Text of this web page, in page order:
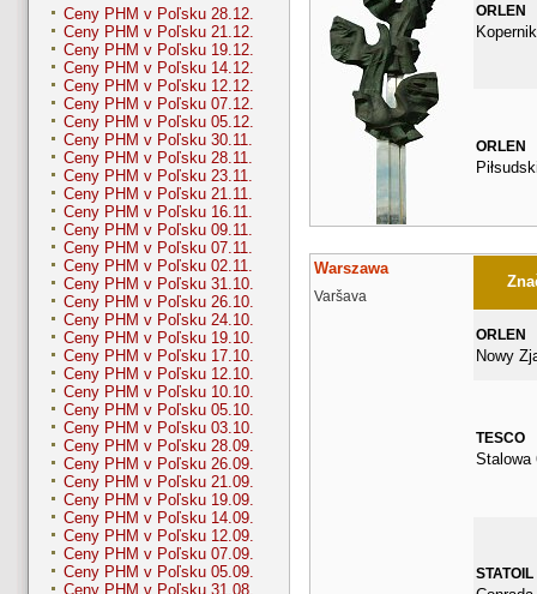
Ceny PHM v Poľsku 28.12.
Ceny PHM v Poľsku 21.12.
Ceny PHM v Poľsku 19.12.
Ceny PHM v Poľsku 14.12.
Ceny PHM v Poľsku 12.12.
Ceny PHM v Poľsku 07.12.
Ceny PHM v Poľsku 05.12.
Ceny PHM v Poľsku 30.11.
Ceny PHM v Poľsku 28.11.
Ceny PHM v Poľsku 23.11.
Ceny PHM v Poľsku 21.11.
Ceny PHM v Poľsku 16.11.
Ceny PHM v Poľsku 09.11.
Ceny PHM v Poľsku 07.11.
Ceny PHM v Poľsku 02.11.
Ceny PHM v Poľsku 31.10.
Ceny PHM v Poľsku 26.10.
Ceny PHM v Poľsku 24.10.
Ceny PHM v Poľsku 19.10.
Ceny PHM v Poľsku 17.10.
Ceny PHM v Poľsku 12.10.
Ceny PHM v Poľsku 10.10.
Ceny PHM v Poľsku 05.10.
Ceny PHM v Poľsku 03.10.
Ceny PHM v Poľsku 28.09.
Ceny PHM v Poľsku 26.09.
Ceny PHM v Poľsku 21.09.
Ceny PHM v Poľsku 19.09.
Ceny PHM v Poľsku 14.09.
Ceny PHM v Poľsku 12.09.
Ceny PHM v Poľsku 07.09.
Ceny PHM v Poľsku 05.09.
Ceny PHM v Poľsku 31.08.
ORLEN
ORLEN
Warszawa
Varšava
ORLEN
Nowy
TESCO
Stalowa
STATOIL